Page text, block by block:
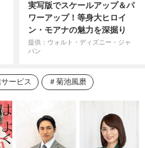
実写版でスケールアップ＆パ
ワーアップ！等身大ヒロイ
ン・モアナの魅力を深掘り
提供：ウォルト・ディズニー・ジャ
パン
ービス 菊池風磨